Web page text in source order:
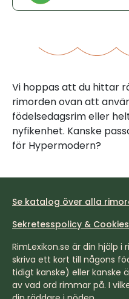
Vi hoppas att du hittar
rimorden ovan att
födelsedagsrim eller
nyfikenhet. Kanske
för Hypermodern?
Se katalog över alla
Sekretesspolicy & Cookies
RimLexikon.se är din hjälp
skriva ett kort till någons
tidigt kanske) eller kanske
av vad ord rimmar på. I